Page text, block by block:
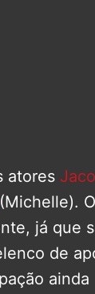
atores
(Michelle).
já que
de
ainda